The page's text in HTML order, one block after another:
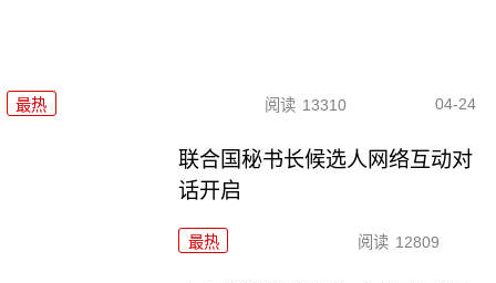
最热 阅读 13310 04-24
联合国秘书长候选人网络互动对
话开启
最热 阅读 12809